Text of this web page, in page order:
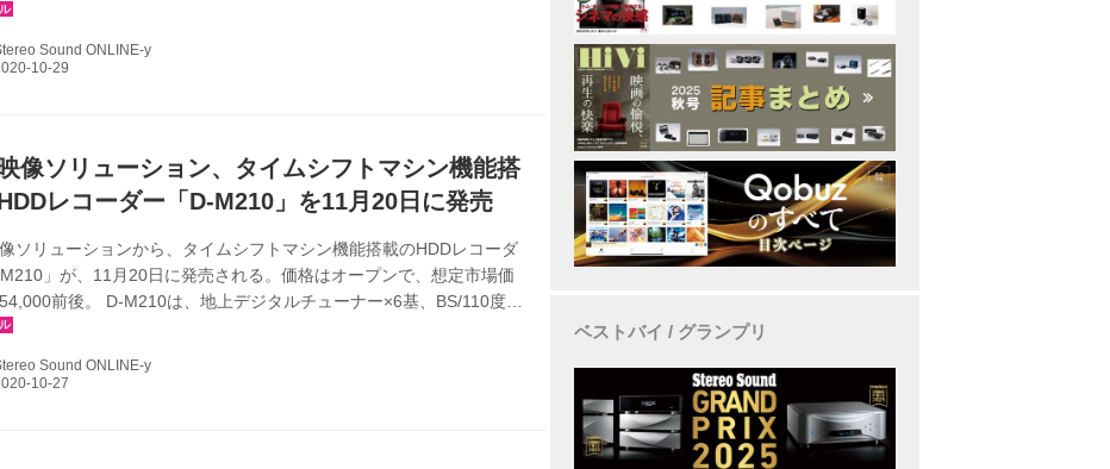
リーズ 55C350X オープン価格（想定市場価格￥100,000前後）
市場価格￥80,000前後） 今回発表のC350Xシリーズは、55型、50
Sound ONLINE-y
像ソリューション、タイムシフトマシン機能搭
レコーダー「D-M210」を11月20日に発売
ソリューションから、タイムシフトマシン機能搭載のHDDレコーダ
」が、11月20日に発売される。価格はオープンで、想定市場価
前後。 D-M210は、地上デジタルチューナー×6基、BS/110度
タルチューナー×5基を搭載し、最大6チャンネルを約1週間分録画でき
タイムシフトマシン機能を、単体レコーダーで実現しているのが特
Sound ONLINE-y
ベストバイ / グランプリ